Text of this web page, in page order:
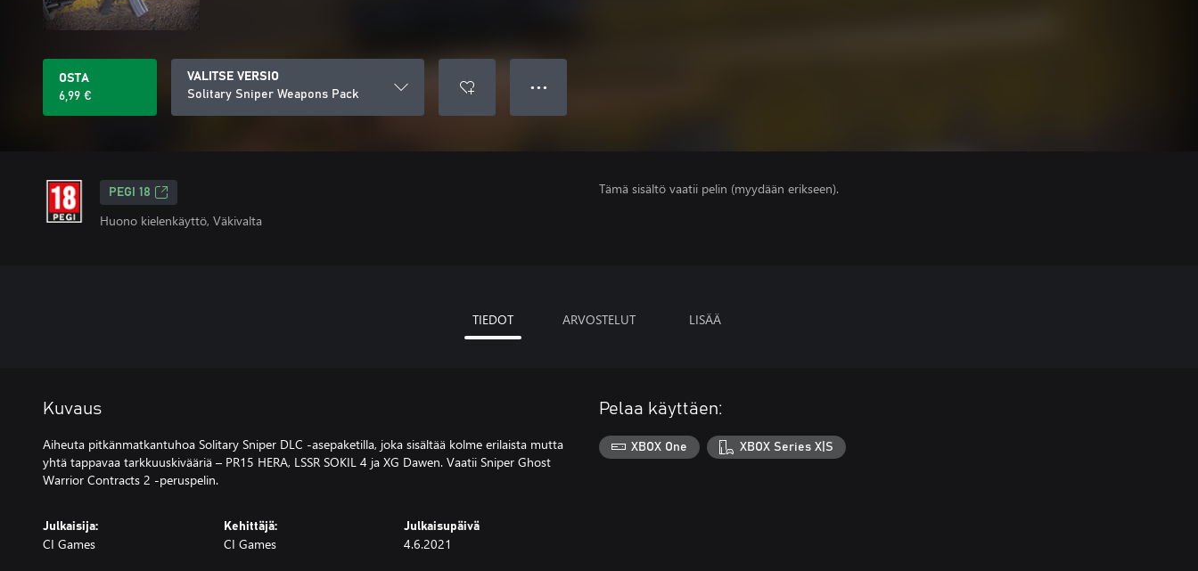
OSTA
6,99 €
VALITSE VERSIO
Solitary Sniper Weapons Pack
● ● ●
PEGI 18
Huono kielenkäyttö, Väkivalta
Tämä sisältö vaatii pelin (myydään erikseen).
TIEDOT ARVOSTELUT LISÄÄ
Kuvaus
Aiheuta pitkänmatkantuhoa Solitary Sniper DLC -asepaketilla, joka sisältää kolme erilaista mutta
yhtä tappavaa tarkkuuskivääriä – PR15 HERA, LSSR SOKIL 4 ja XG Dawen. Vaatii Sniper Ghost
Warrior Contracts 2 -peruspelin.
Julkaisija:
CI Games
Kehittäjä:
CI Games
Julkaisupäivä
4.6.2021
Pelaa käyttäen:
XBOX One XBOX Series X|S